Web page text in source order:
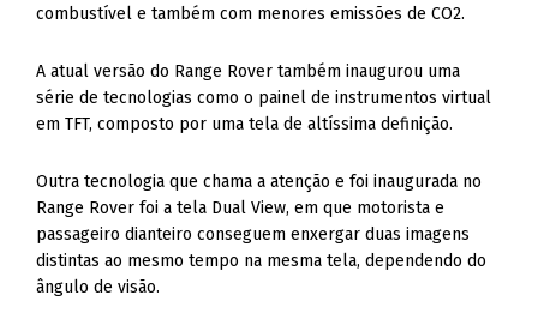
combustível e também com menores emissões de CO2.
A atual versão do Range Rover também inaugurou uma
série de tecnologias como o painel de instrumentos virtual
em TFT, composto por uma tela de altíssima definição.
Outra tecnologia que chama a atenção e foi inaugurada no
Range Rover foi a tela Dual View, em que motorista e
passageiro dianteiro conseguem enxergar duas imagens
distintas ao mesmo tempo na mesma tela, dependendo do
ângulo de visão.